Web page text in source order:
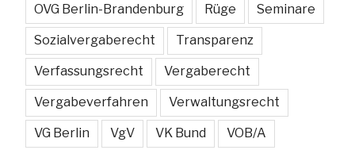
OVG Berlin-Brandenburg Rüge Seminare
Sozialvergaberecht Transparenz
Verfassungsrecht Vergaberecht
Vergabeverfahren Verwaltungsrecht
VG Berlin VgV VK Bund VOB/A